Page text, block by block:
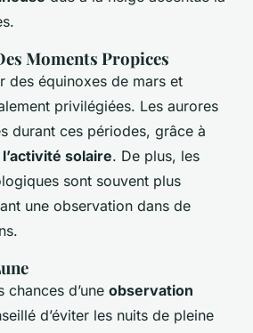
Moments Propices
des équinoxes de mars et
privilégiées. Les aurores
durant ces périodes, grâce à
solaire. De plus, les
sont souvent plus
une observation dans de
d’une observation
d’éviter les nuits de pleine